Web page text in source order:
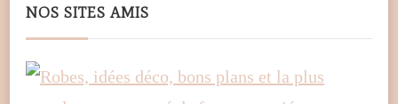
NOS SITES AMIS